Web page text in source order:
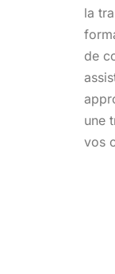
la
de
une
vos